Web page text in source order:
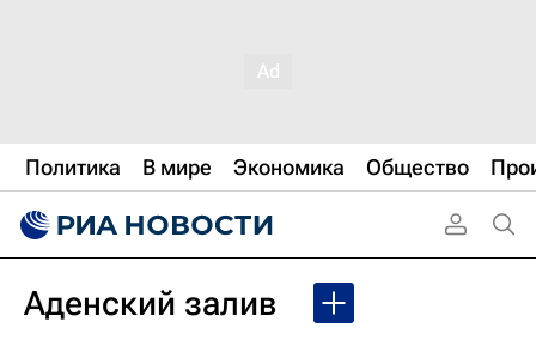
Политика В мире Экономика Общество
Аденский залив